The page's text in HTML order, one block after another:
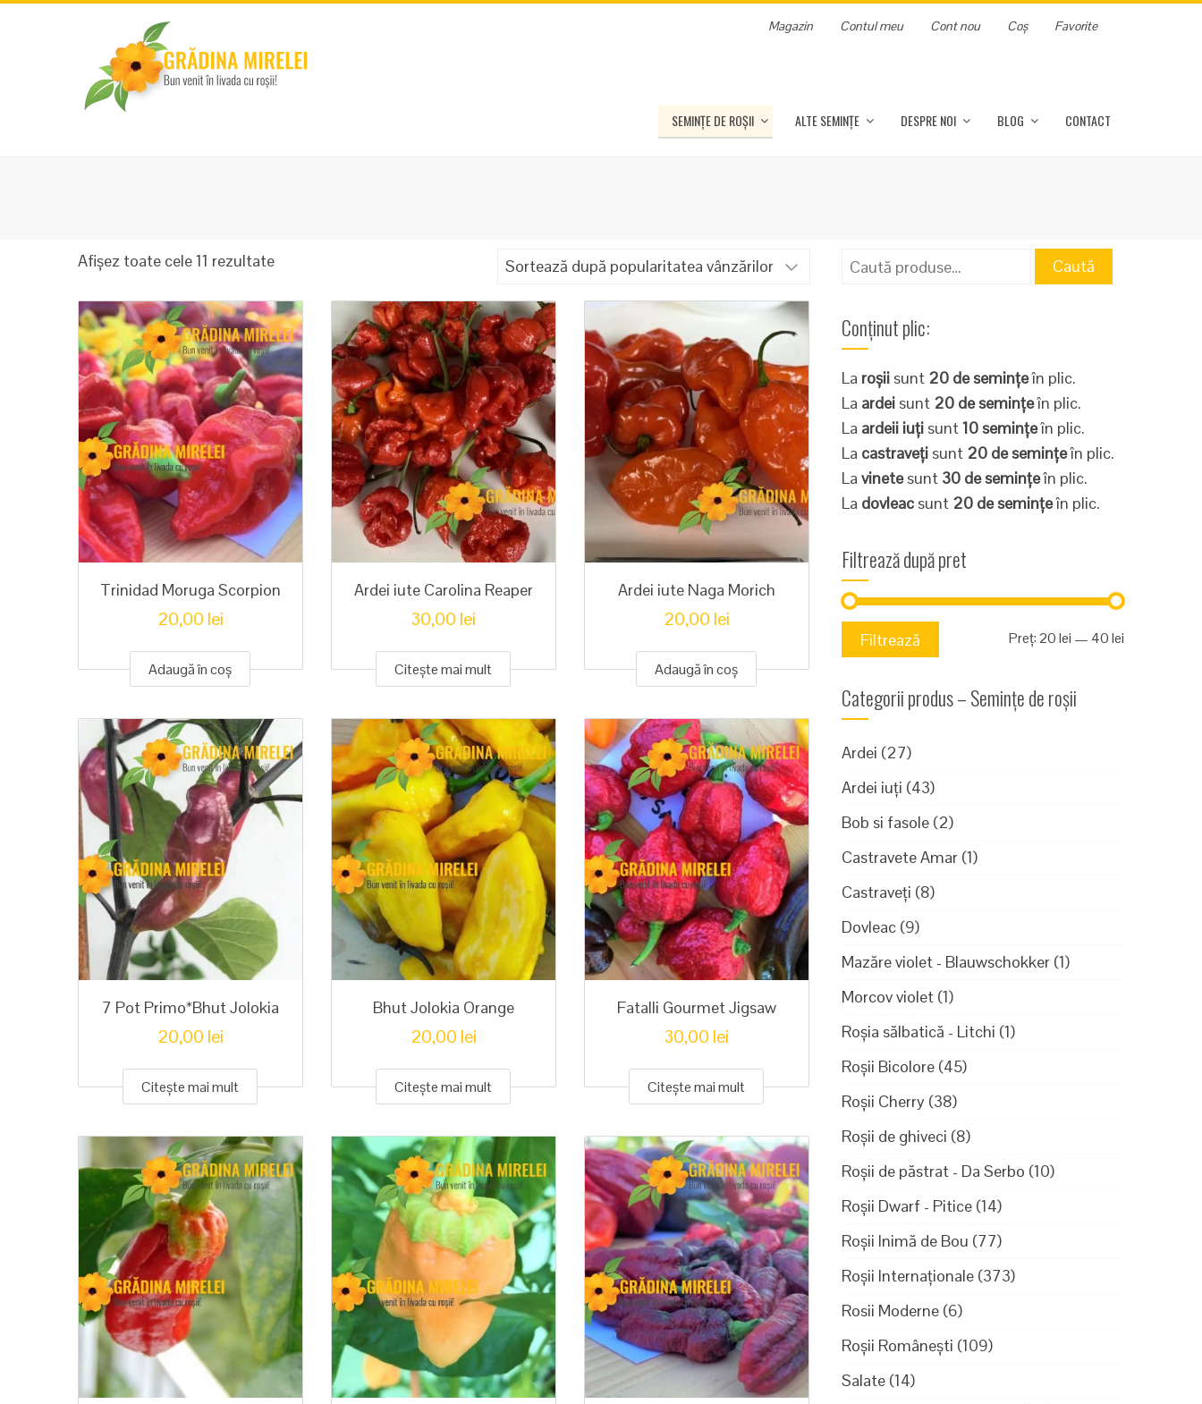
Favorite
Coș
Cont nou
Contul meu
Magazin
SEMINȚE DE ROȘII ALTE SEMINȚE DESPRE NOI BLOG CONTACT
Afișez toate cele 11 rezultateSortat
popularitate
Trinidad Moruga Scorpion
20,00 lei
Adaugă în coș
Ardei iute Carolina Reaper
30,00 lei
Citește mai mult
Ardei iute Naga Morich
20,00 lei
Adaugă în coș
7 Pot Primo*Bhut Jolokia
20,00 lei
Citește mai mult
Bhut Jolokia Orange
20,00 lei
Citește mai mult
Fatalli Gourmet Jigsaw
30,00 lei
Citește mai mult
Caută
Caută
Conținut plic:
La roșii sunt 20 de semințeîn plic.
La ardei sunt 20 de semințeîn plic.
La ardeii iuți sunt10 semințeîn plic.
La castraveți sunt 20 de semințeîn plic.
Lavinetesunt 30 de semințeîn plic.
La dovleac sunt 20 de semințeîn plic.
Filtrează după pret
Filtrează Preț: 20 lei — 40 lei
Categorii produs – Semințe de roșii
Ardei (27)
Ardei iuți (43)
Bob si fasole (2)
Castravete Amar (1)
Castraveți (8)
Dovleac (9)
Mazăre violet - Blauwschokker (1)
Morcov violet (1)
Roșia sălbatică - Litchi (1)
Roșii Bicolore (45)
Roșii Cherry (38)
Roșii de ghiveci (8)
Roșii de păstrat - Da Serbo (10)
Roșii Dwarf - Pitice (14)
Roșii Inimă de Bou (77)
Roșii Internaționale (373)
Rosii Moderne (6)
Roșii Românești (109)
Salate (14)